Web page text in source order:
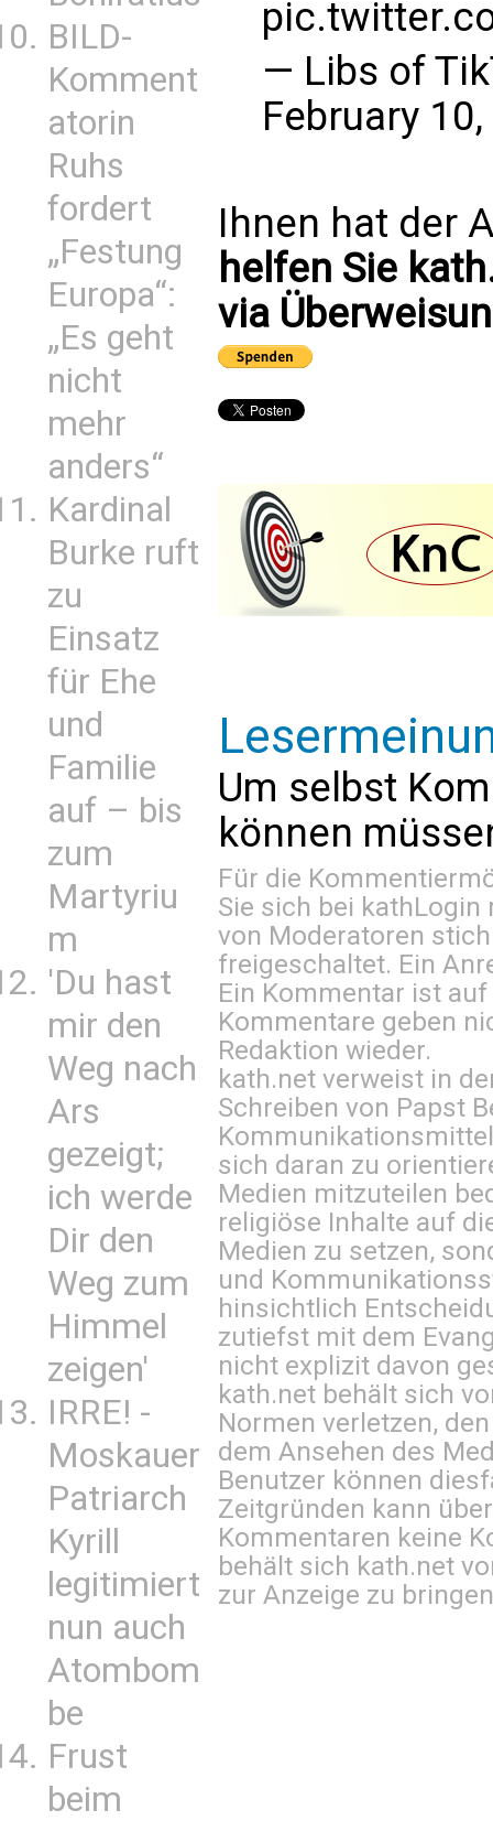
BILD-
Komment
atorin
Ruhs
fordert
„Festung
Europa“:
„Es geht
nicht
mehr
anders“
Kardinal
Burke ruft
zu
Einsatz
für Ehe
und
Familie
auf – bis
zum
Martyriu
m
'Du hast
mir den
Weg nach
Ars
gezeigt;
ich werde
Dir den
Weg zum
Himmel
zeigen'
IRRE! -
Moskauer
Patriarch
Kyrill
legitimiert
nun auch
Atombom
be
Frust
beim
— Libs of
February
Ihnen hat der
helfen Sie
via
Um selbst
können
Für die
Sie sich bei kathLogin
von Moderatoren
freigeschaltet. Ein
Ein Kommentar ist
Kommentare geben
Redaktion wieder.
kath.net verweist in
Schreiben von Papst
sich daran zu
Medien mitzuteilen
religiöse Inhalte auf
Medien zu setzen,
und
hinsichtlich
zutiefst mit dem
nicht explizit davon
kath.net behält sich
Normen verletzen,
dem Ansehen des
Benutzer können
Zeitgründen kann
Kommentaren keine
behält sich kath.net
zur Anzeige zu